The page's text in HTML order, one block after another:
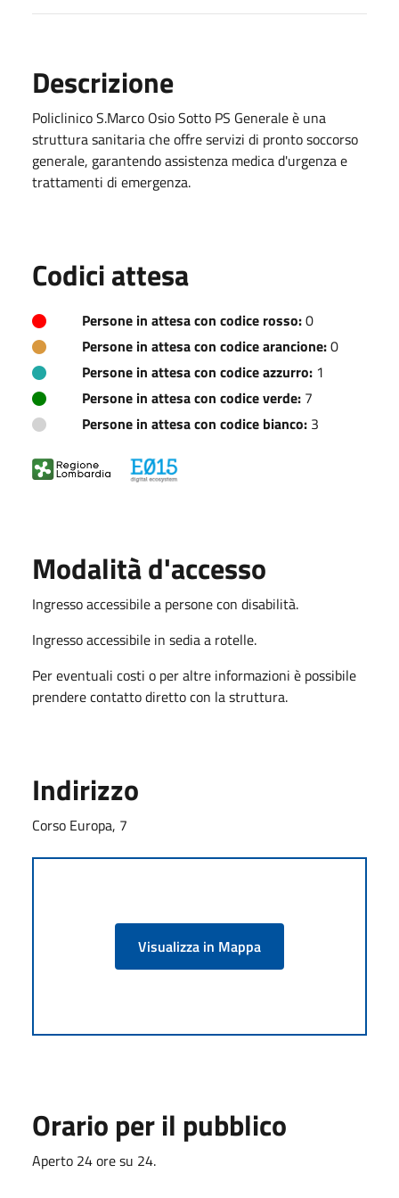
Descrizione
Policlinico S.Marco Osio Sotto PS Generale è una
struttura sanitaria che offre servizi di pronto soccorso
generale, garantendo assistenza medica d'urgenza e
trattamenti di emergenza.
Codici attesa
Persone in attesa con codice rosso:0
Persone in attesa con codice arancione:0
Persone in attesa con codice azzurro: 1
Persone in attesa con codice verde: 7
Persone in attesa con codice bianco: 3
Modalità d'accesso
Ingresso accessibile a persone con disabilità.
Ingresso accessibile in sedia a rotelle.
Per eventuali costi o per altre informazioni è possibile
prendere contatto diretto con la struttura.
Indirizzo
Corso Europa, 7
Visualizza in Mappa
Orario per il pubblico
Aperto 24 ore su 24.